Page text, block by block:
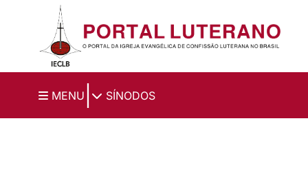
Ir para o conteúdo principal
MENU SÍNODOS